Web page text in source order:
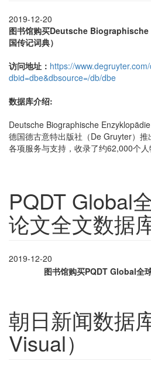
2019-12-20
图书馆购买Deutsche
国传记词典）
访问地址： https://
dbid=dbe&dbsource=/db/dbe
数据库介绍:
Deutsche Biographische
德国德古意特出版社（De Gruyter）
各项服务与支持，收录了约62,000个人
PQDT Global
论文全文数据
2019-12-20
图书馆购买PQDT Global全
朝日新闻数据
Visual）